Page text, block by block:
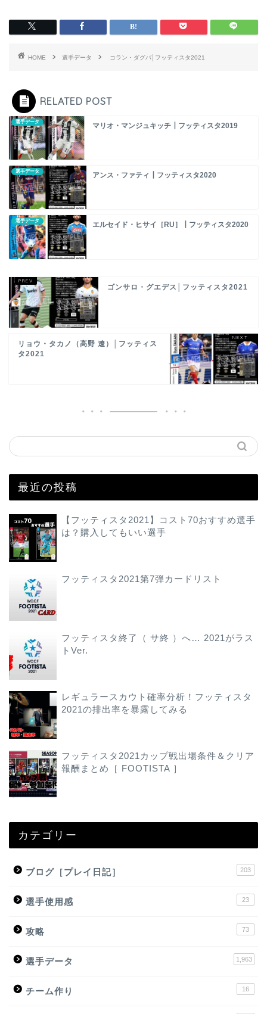
HOME 選手データ コラン・ダグバ│フッティスタ2021
RELATED POST
選手データ マリオ・マンジュキッチ┃フッティスタ2019
選手データ アンス・ファティ┃フッティスタ2020
選手データ エルセイド・ヒサイ［RU］┃フッティスタ2020
ゴンサロ・グエデス│フッティスタ2021
リョウ・タカノ（高野 遼）│フッティス
タ2021
最近の投稿
【フッティスタ2021】コスト70おすすめ選手
は？購入してもいい選手
フッティスタ2021第7弾カードリスト
フッティスタ終了（ サ終 ）へ… 2021がラス
トVer.
レギュラースカウト確率分析！フッティスタ
2021の排出率を暴露してみる
フッティスタ2021カップ戦出場条件＆クリア
報酬まとめ［ FOOTISTA ］
カテゴリー
ブログ［プレイ日記］ 203
選手使用感 23
攻略 73
選手データ 1,963
チーム作り 16